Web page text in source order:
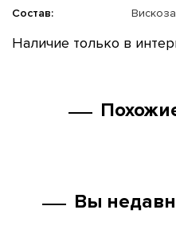
Состав:
Наличие только в
Вы